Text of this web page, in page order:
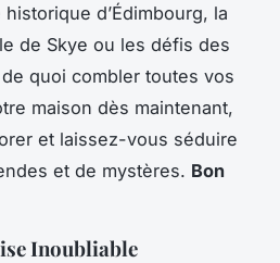
d’Édimbourg, la
de Skye ou les défis des
de quoi combler toutes vos
maison dès maintenant,
et laissez-vous séduire
et de mystères. Bon
Inoubliable